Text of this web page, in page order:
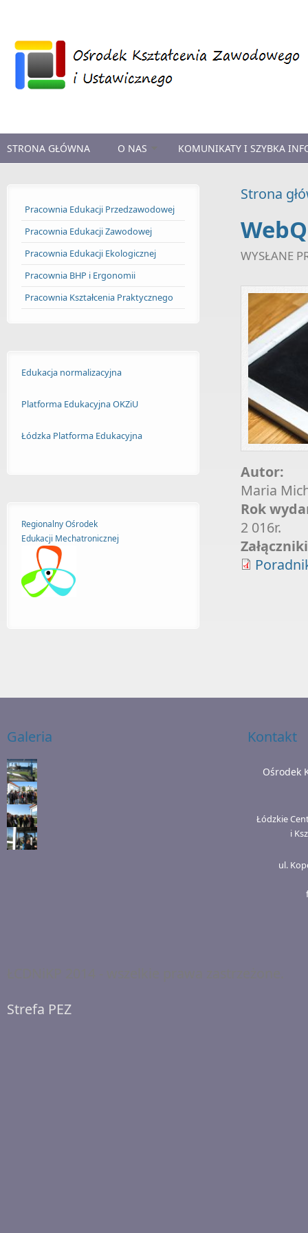
STRONA GŁÓWNA O NAS KOMUNIKATY I SZYBKA
Pracownia Edukacji Przedzawodowej
Pracownia Edukacji Zawodowej
Pracownia Edukacji Ekologicznej
Pracownia BHP i Ergonomii
Pracownia Kształcenia Praktycznego
Edukacja normalizacyjna
Platforma Edukacyjna OKZiU
Łódzka Platforma Edukacyjna
Regionalny Ośrodek
Edukacji Mechatronicznej
Strona
WYSŁANE
Autor:
Maria
Rok
2 016r.
Galeria Kontakt
Ośrodek
Łódzkie
i
ul.
Strefa PEZ